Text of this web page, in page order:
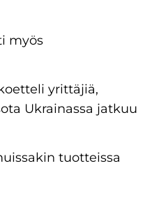
myös
yrittäjiä,
Ukrainassa jatkuu
tuotteissa